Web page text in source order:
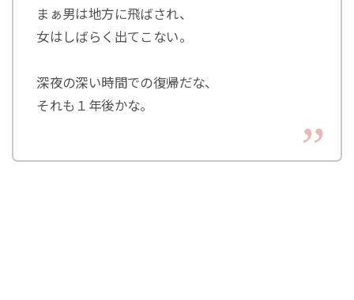
まぁ男は地方に飛ばされ、
女はしばらく出てこない。
深夜の深い時間での復帰だな、
それも１年後かな。